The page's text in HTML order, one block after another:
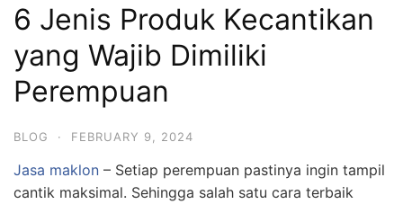
6 Jenis Produk Kecantikan
yang Wajib Dimiliki
Perempuan
BLOG · FEBRUARY 9, 2024
Jasa maklon – Setiap perempuan pastinya ingin tampil
cantik maksimal. Sehingga salah satu cara terbaik